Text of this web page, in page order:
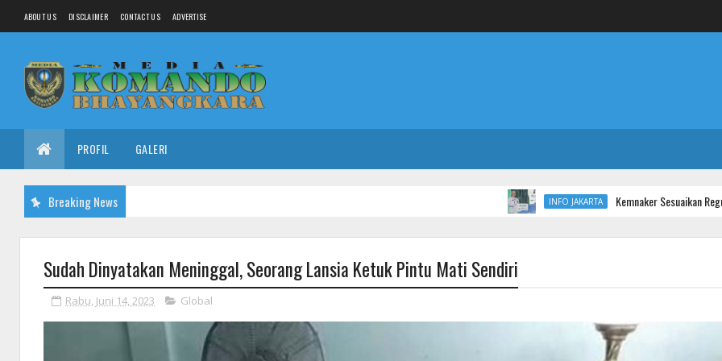
ABOUT US DISCLAIMER CONTACT US ADVERTISE
PROFIL GALERI
Breaking News INFO JAKARTA Kemnaker Sesuaikan Regulasi
Sudah Dinyatakan Meninggal, Seorang Lansia Ketuk Pintu Mati Sendiri
Rabu, Juni 14, 2023 Global